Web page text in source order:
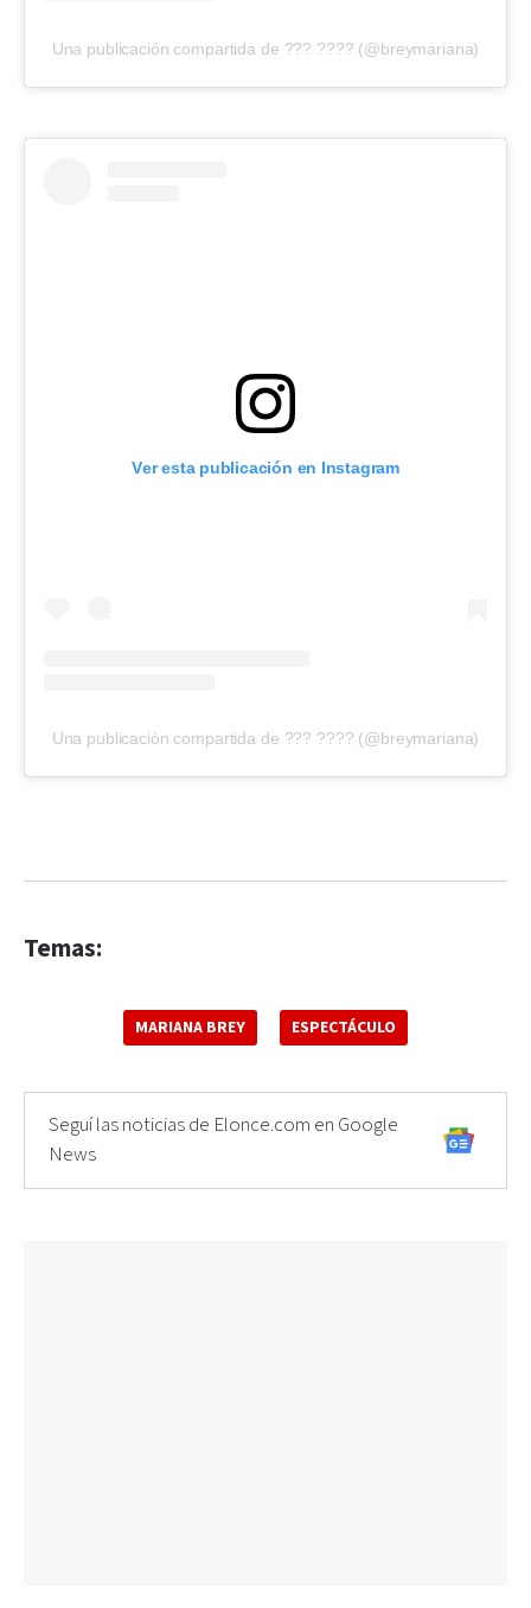
Una publicación compartida de ??? ???? (@breymariana)
Ver esta publicación en Instagram
Una publicación compartida de ??? ???? (@breymariana)
Temas:
MARIANA BREY ESPECTÁCULO
Seguí las noticias de Elonce.com en Google
News